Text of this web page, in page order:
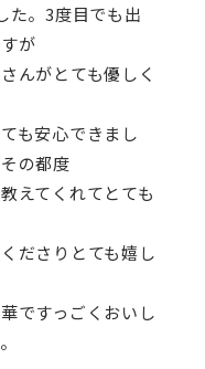
た。3度目でも出
が
んがとても優しく
も安心できまし
の都度
えてくれてとても
ださりとても嬉し
ですっごくおいし